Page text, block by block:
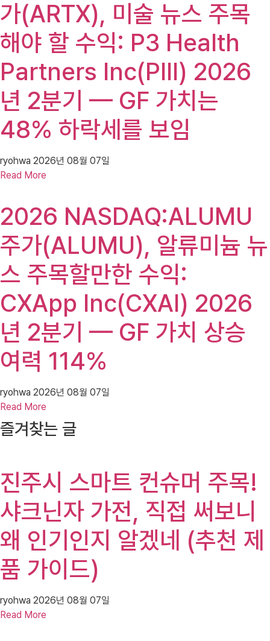
가(ARTX), 미술 뉴스 주목
해야 할 수익: P3 Health
Partners Inc(PIII) 2026
년 2분기 — GF 가치는
48% 하락세를 보임
ryohwa 2026년 08월 07일
Read More
2026 NASDAQ:ALUMU
주가(ALUMU), 알류미늄 뉴
스 주목할만한 수익:
CXApp Inc(CXAI) 2026
년 2분기 — GF 가치 상승
여력 114%
ryohwa 2026년 08월 07일
Read More
즐겨찾는 글
진주시 스마트 컨슈머 주목!
샤크닌자 가전, 직접 써보니
왜 인기인지 알겠네 (추천 제
품 가이드)
ryohwa 2026년 08월 07일
Read More